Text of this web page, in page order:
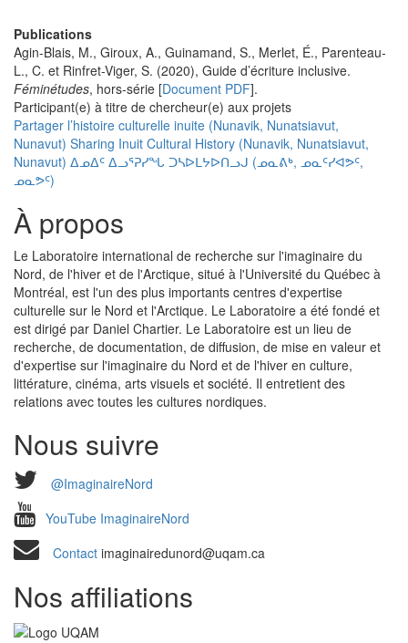
Publications
Agin-Blais, M., Giroux, A., Guinamand, S., Merlet, É., Parenteau-
L., C. et Rinfret-Viger, S. (2020), Guide d’écriture inclusive.
Féminétudes, hors-série [Document PDF].
Participant(e) à titre de chercheur(e) aux projets
Partager l’histoire culturelle inuite (Nunavik, Nunatsiavut,
Nunavut) Sharing Inuit Cultural History (Nunavik, Nunatsiavut,
Nunavut) ᐃᓄᐃᑦ ᐃᓗᕐᕈᓯᖓ ᑐᓴᐅᒪᔭᐅᑎᓗᒍ (ᓄᓇᕕᒃ, ᓄᓇᑦᓯᐊᕗᑦ,
ᓄᓇᕗᑦ)
À propos
Le Laboratoire international de recherche sur l'imaginaire du
Nord, de l'hiver et de l'Arctique, situé à l'Université du Québec à
Montréal, est l'un des plus importants centres d'expertise
culturelle sur le Nord et l'Arctique. Le Laboratoire a été fondé et
est dirigé par Daniel Chartier. Le Laboratoire est un lieu de
recherche, de documentation, de diffusion, de mise en valeur et
d'expertise sur l'imaginaire du Nord et de l'hiver en culture,
littérature, cinéma, arts visuels et société. Il entretient des
relations avec toutes les cultures nordiques.
Nous suivre
@ImaginaireNord
YouTube ImaginaireNord
Contact imaginairedunord@uqam.ca
Nos affiliations